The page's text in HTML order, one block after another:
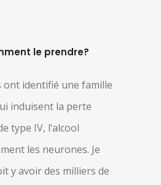
le prendre?
ont identifié une famille
induisent la perte
type IV, l’alcool
les neurones. Je
y avoir des milliers de